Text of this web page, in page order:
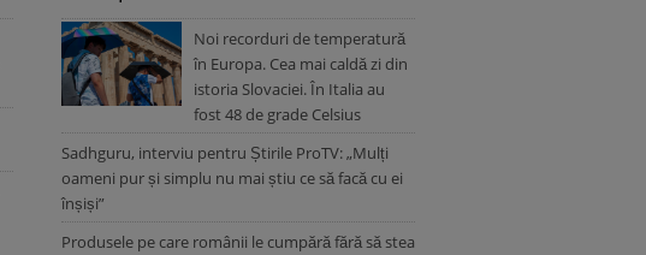
Noi recorduri de temperatură
în Europa. Cea mai caldă zi din
istoria Slovaciei. În Italia au
fost 48 de grade Celsius
Sadhguru, interviu pentru Știrile ProTV: „Mulți
oameni pur și simplu nu mai știu ce să facă cu ei
înșiși”
Produsele pe care românii le cumpără fără să stea